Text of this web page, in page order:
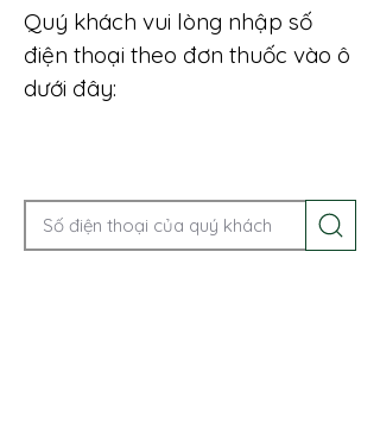
Quý khách vui lòng nhập số
điện thoại theo đơn thuốc vào ô
dưới đây: